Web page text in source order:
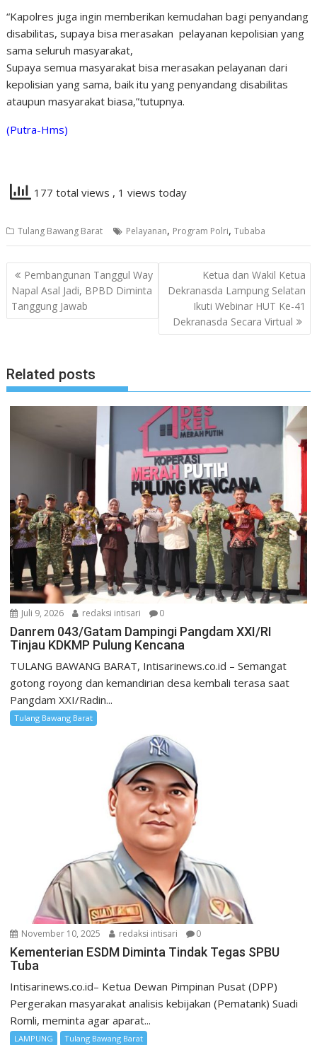
“Kapolres juga ingin memberikan kemudahan bagi penyandang
disabilitas, supaya bisa merasakan pelayanan kepolisian yang
sama seluruh masyarakat,
Supaya semua masyarakat bisa merasakan pelayanan dari
kepolisian yang sama, baik itu yang penyandang disabilitas
ataupun masyarakat biasa,”tutupnya.
(Putra-Hms)
177 total views , 1 views today
Tulang Bawang Barat Pelayanan, Program Polri,Tubaba
Navigasi
pos
Pembangunan Tanggul Way
Napal Asal Jadi, BPBD Diminta
Tanggung Jawab
Ketua dan Wakil Ketua
Dekranasda Lampung Selatan
Ikuti Webinar HUT Ke-41
Dekranasda Secara Virtual
Related posts
Juli 9, 2026 redaksi intisari 0
Danrem 043/Gatam Dampingi Pangdam XXI/RI
Tinjau KDKMP Pulung Kencana
TULANG BAWANG BARAT, Intisarinews.co.id – Semangat
gotong royong dan kemandirian desa kembali terasa saat
Pangdam XXI/Radin...
Tulang Bawang Barat
November 10, 2025 redaksi intisari 0
Kementerian ESDM Diminta Tindak Tegas SPBU
Tuba
Intisarinews.co.id– Ketua Dewan Pimpinan Pusat (DPP)
Pergerakan masyarakat analisis kebijakan (Pematank) Suadi
Romli, meminta agar aparat...
LAMPUNG Tulang Bawang Barat